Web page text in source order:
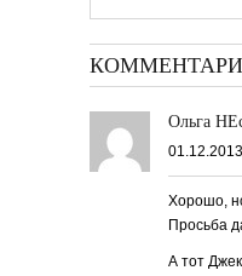
Ольга
01.12.2013
Хорошо,
Просьба
А тот